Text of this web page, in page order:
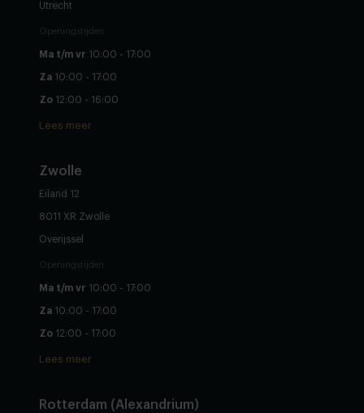
Utrecht
Openingstijden
Ma t/m vr 10:00 - 17:00
Za 10:00 - 17:00
Zo 12:00 - 16:00
Lees meer
Zwolle
Eiland 12
8011 XR Zwolle
Overijssel
Openingstijden
Ma t/m vr 10:00 - 17:00
Za 10:00 - 17:00
Zo 12:00 - 17:00
Lees meer
Rotterdam (Alexandrium)